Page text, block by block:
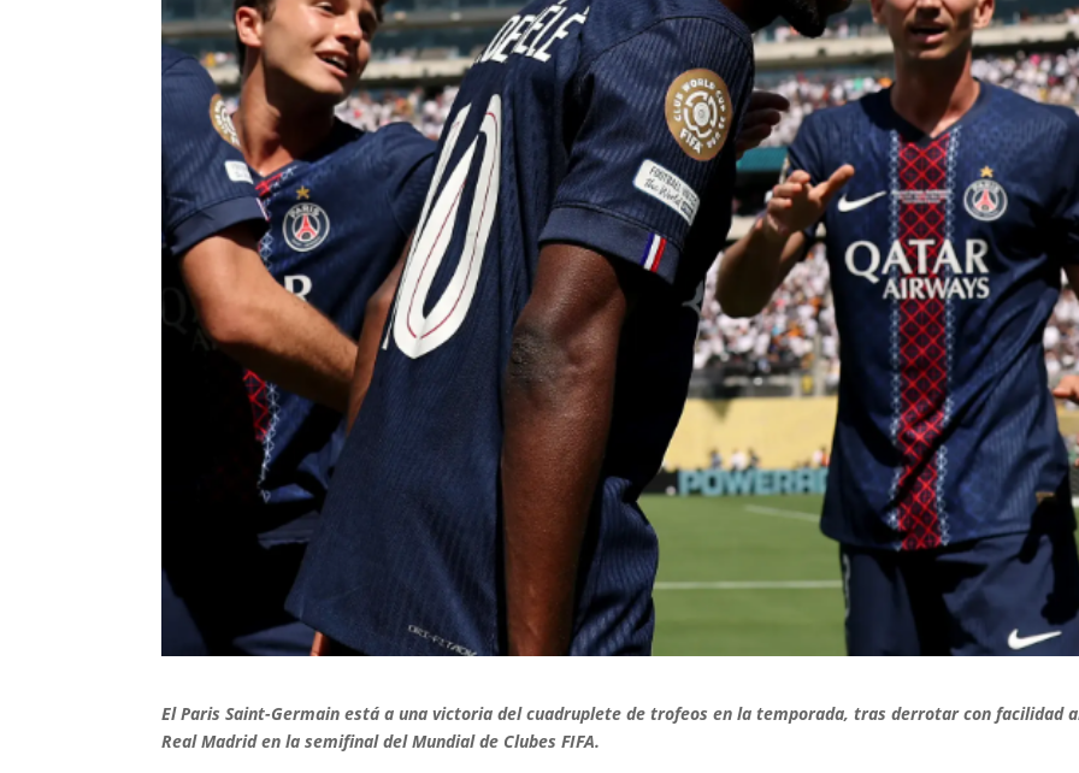
El Paris Saint-Germain está a una victoria del cuadruplete de trofeos en la temporada, tras derrotar con facilidad
Real Madrid en la semifinal del Mundial de Clubes FIFA.